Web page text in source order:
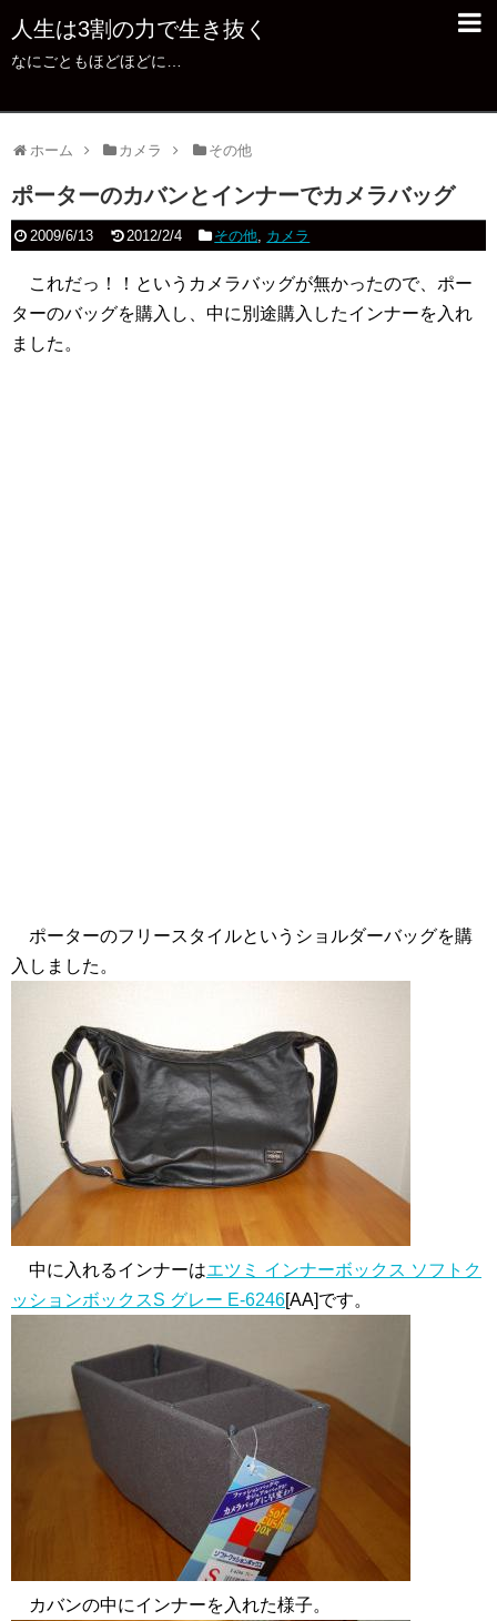
人生は3割の力で生き抜く
なにごともほどほどに…
ホーム カメラ その他
ポーターのカバンとインナーでカメラバッグ
2009/6/13 2012/2/4 その他, カメラ
これだっ！！というカメラバッグが無かったので、ポー
ターのバッグを購入し、中に別途購入したインナーを入れ
ました。
ポーターのフリースタイルというショルダーバッグを購
入しました。
中に入れるインナーはエツミ インナーボックス ソフトク
ッションボックスS グレー E-6246[AA]です。
カバンの中にインナーを入れた様子。